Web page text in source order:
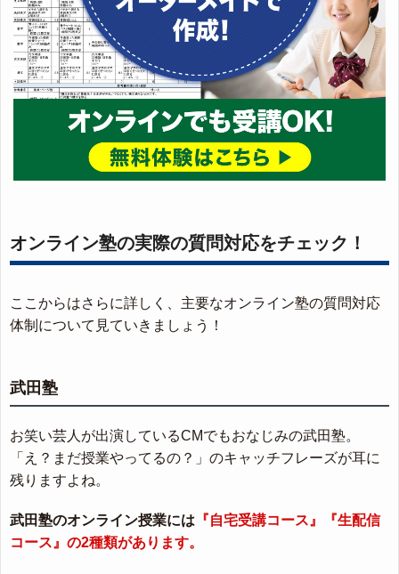
オンライン塾の実際の質問対応をチェック！
ここからはさらに詳しく、主要なオンライン塾の質問対応
体制について見ていきましょう！
武田塾
お笑い芸人が出演しているCMでもおなじみの武田塾。
「え？まだ授業やってるの？」のキャッチフレーズが耳に
残りますよね。
武田塾のオンライン授業には 『自宅受講コース』『生配信
コース』の2種類があります。